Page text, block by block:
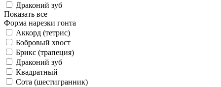
Драконий зуб
Показать все
Форма нарезки гонта
Аккорд (тетрис)
Бобровый хвост
Брикс (трапеция)
Драконий зуб
Квадратный
Сота (шестигранник)